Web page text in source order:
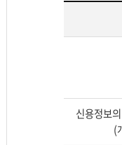
신용정보
(